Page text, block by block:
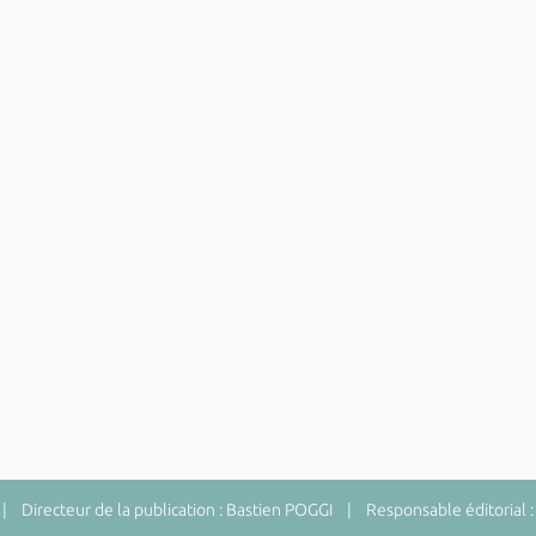
Directeur de la publication : Bastien POGGI | Responsable éditorial :